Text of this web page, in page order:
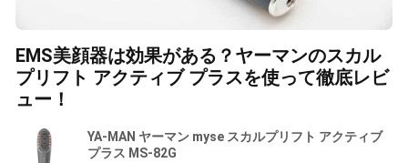
EMS美顔器は効果がある？ヤーマンのスカル
プリフト アクティブ プラスを使って徹底レビ
ュー！
YA-MAN ヤーマン myse スカルプリフト アクティブ
プラス MS-82G